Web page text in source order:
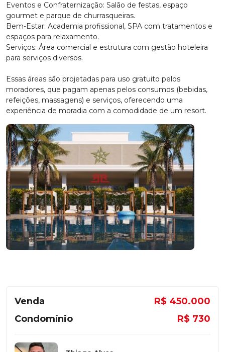
Eventos e Confraternização: Salão de festas, espaço
gourmet e parque de churrasqueiras.
Bem-Estar: Academia profissional, SPA com tratamentos e
espaços para relaxamento.
Serviços: Área comercial e estrutura com gestão hoteleira
para serviços diversos.
Essas áreas são projetadas para uso gratuito pelos
moradores, que pagam apenas pelos consumos (bebidas,
refeições, massagens) e serviços, oferecendo uma
experiência de moradia com a comodidade de um resort.
Venda
R$ 450.000
Condomínio
R$ 730